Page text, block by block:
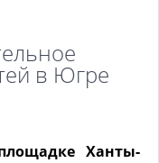
в Югре
Ханты-